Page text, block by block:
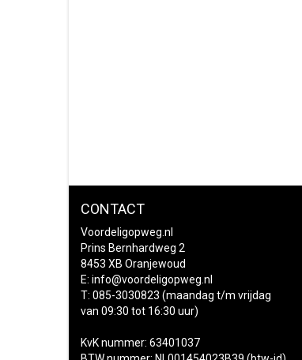
CONTACT
Voordeligopweg.nl
Prins Bernhardweg 2
8453 XB Oranjewoud
E: info@voordeligopweg.nl
T: 085-3030823 (maandag t/m vrijdag
van 09:30 tot 16:30 uur)
KvK nummer: 63401037